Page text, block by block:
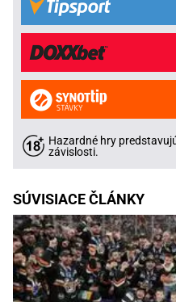
Hazardné hry
závislosti.
SÚVISIACE ČLÁNKY